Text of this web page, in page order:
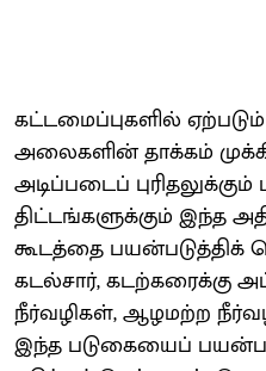
கட்டமைப்புகளில்
அலைகளின் தாக்கம்
அடிப்படைப்
திட்டங்களுக்கும் இந்த
கூடத்தை பயன்படுத்திக்
கடல்சார், கடற்கரைக்கு
நீர்வழிகள், ஆழமற்ற
இந்த படுகையைப்